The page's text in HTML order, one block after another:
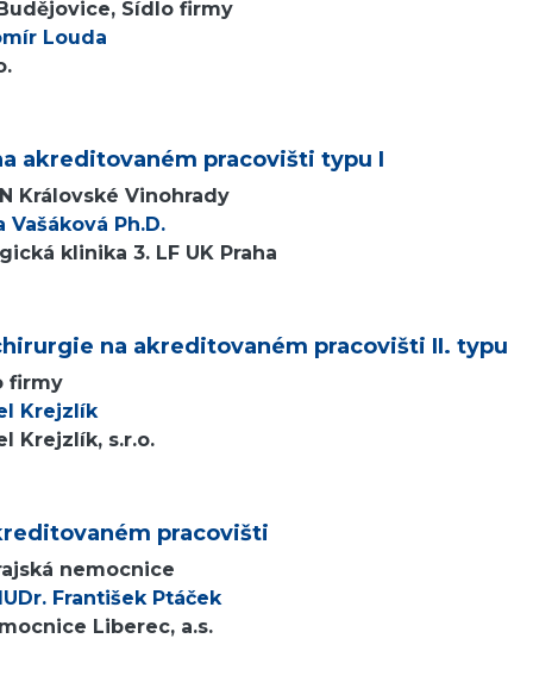
Sídlo firmy
Louda
akreditovaném pracovišti typu I
Královské Vinohrady
Vašáková Ph.D.
klinika 3. LF UK Praha
na akreditovaném pracovišti II. typu
firmy
Krejzlík
Krejzlík, s.r.o.
pracovišti
nemocnice
František Ptáček
Liberec, a.s.